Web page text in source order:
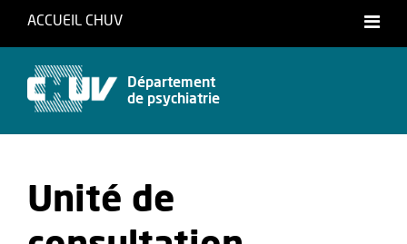
ACCUEIL CHUV
Département
de psychiatrie
Unité de